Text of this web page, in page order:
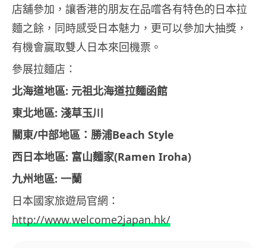
店舖參加， 讓香港的朋友在品嚐各有特色的日本拉
麵之餘， 同時感受日本魅力，更可以參加大抽獎，
有機會贏取雙人日本來回機票。
參展拉麵店：
北海道地區: 元祖北海道拉麵函館
東北地區: 淺草玉川
關東/中部地區：勝浦Beach Style
西日本地區: 富山麵家(Ramen Iroha)
九州地區: 一蘭
日本國家旅遊局官網：
http://www.welcome2japan.hk/